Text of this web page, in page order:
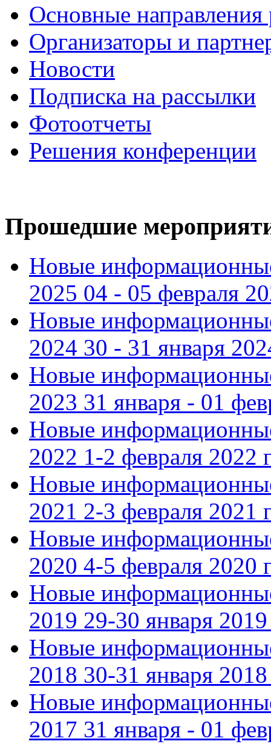
Основные направления
Организаторы и
Новости
Подписка на рассылки
Фотоотчеты
Решения конференции
Прошедшие
Новые
2025 04 - 05 февраля
Новые
2024 30 - 31 января
Новые
2023 31 января - 01
Новые
2022 1-2 февраля 2022
Новые
2021 2-3 февраля 2021
Новые
2020 4-5 февраля 2020
Новые
2019 29-30 января 2019
Новые
2018 30-31 января 2018
Новые
2017 31 января - 01